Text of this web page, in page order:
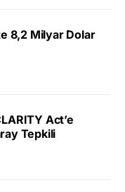
8,2 Milyar Dolar
Act’e
Tepkili